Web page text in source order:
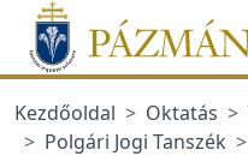
Ugrás a menüre
Ugrás a tartalomra
Kezdőoldal
Oktatás
Polgári Jogi Tanszék